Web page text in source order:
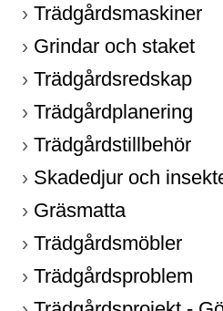
› Trädgårdsmaskiner
› Grindar och staket
› Trädgårdsredskap
› Trädgårdplanering
› Trädgårdstillbehör
› Skadedjur och
› Gräsmatta
› Trädgårdsmöbler
› Trädgårdsproblem